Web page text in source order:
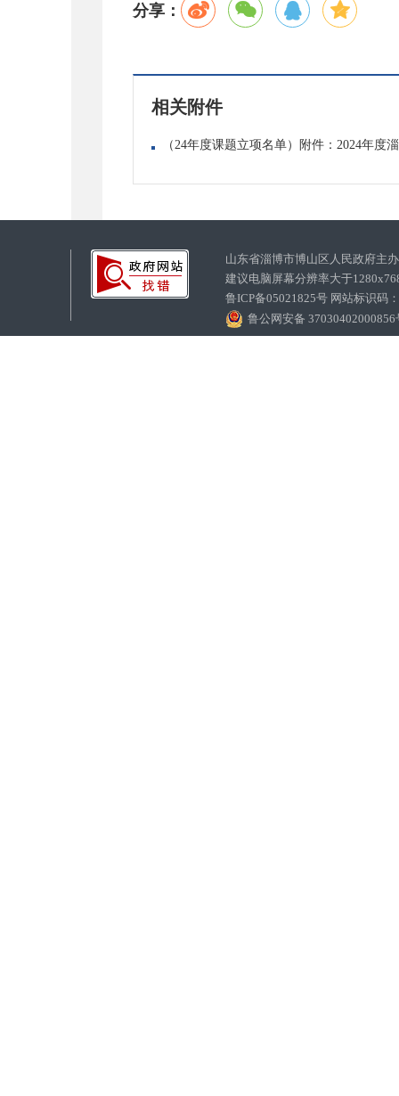
分享：
相关附件
（24年度课题立项名单）附件：2024年
山东省淄博市博山区人民政府
建议电脑屏幕分辨率大于
鲁ICP备05021825号 网站标识码
鲁公网安备 37030402000856